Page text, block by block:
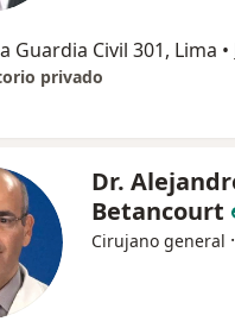
Guardia Civil 301, Lima •
privado
Dr.
Betancourt
Cirujano general ·